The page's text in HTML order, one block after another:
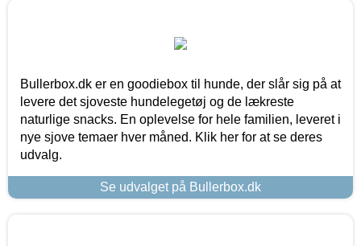
Bullerbox.dk er en goodiebox til hunde, der slår sig på at
levere det sjoveste hundelegetøj og de lækreste
naturlige snacks. En oplevelse for hele familien, leveret i
nye sjove temaer hver måned. Klik her for at se deres
udvalg.
Se udvalget på Bullerbox.dk